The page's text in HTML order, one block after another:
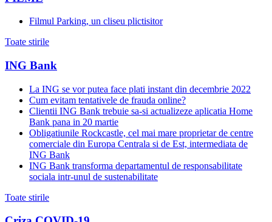
Filmul Parking, un cliseu plictisitor
Toate stirile
ING Bank
La ING se vor putea face plati instant din decembrie 2022
Cum evitam tentativele de frauda online?
Clientii ING Bank trebuie sa-si actualizeze aplicatia Home
Bank pana in 20 martie
Obligatiunile Rockcastle, cel mai mare proprietar de centre
comerciale din Europa Centrala si de Est, intermediata de
ING Bank
ING Bank transforma departamentul de responsabilitate
sociala intr-unul de sustenabilitate
Toate stirile